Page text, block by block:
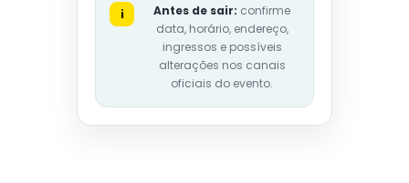
i Antes de sair: confirme
data, horário, endereço,
ingressos e possíveis
alterações nos canais
oficiais do evento.